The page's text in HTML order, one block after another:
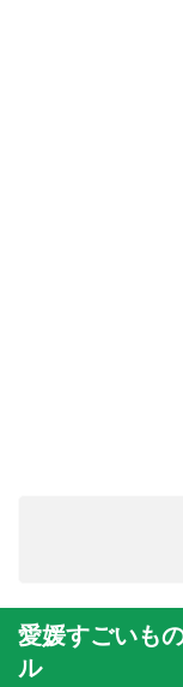
愛媛すごいも
ル